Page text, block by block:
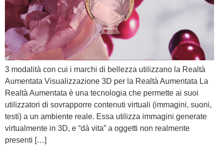
3 modalità con cui i marchi di bellezza utilizzano la Realtà
Aumentata Visualizzazione 3D per la Realtà Aumentata La
Realtà Aumentata è una tecnologia che permette ai suoi
utilizzatori di sovrapporre contenuti virtuali (immagini, suoni,
testi) a un ambiente reale. Essa utilizza immagini generate
virtualmente in 3D, e “dà vita” a oggetti non realmente
presenti […]